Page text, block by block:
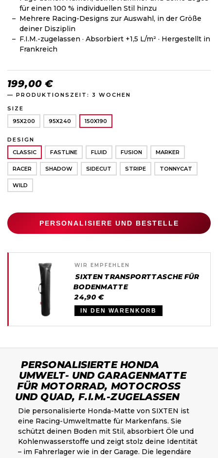
für einen 100 % individuellen Stil hinzu
Mehrere Racing-Designs zur Auswahl, in der Größe
deiner Disziplin
F.I.M.-zugelassen · Absorbiert +1,5 L/m² · Hergestellt in
Frankreich
199,00 €
— PRODUKTIONSZEIT: 3 WOCHEN
SIZE
95X200
95X240 150X190
DESIGN
CLASSIC
FASTLINE FLUID FUSION MARKER
RACER SHADOW SIDECUT STRIPE TONNYCAT
WILD
PERSONALISIERE UND BESTELLE
WIR EMPFEHLEN
SIXTEN TRANSPORTTASCHE FÜR
BODENMATTE
24,90 €
IN DEN WARENKORB
PERSONALISIERTE HONDA
UMWELT- UND GARAGENMATTE
FÜR MOTORRAD, MOTOCROSS
UND QUAD, F.I.M.-ZUGELASSEN
Die personalisierte Honda-Matte von SIXTEN ist
eine Racing-Umweltmatte für Markenfans. Sie
schützt deinen Boden mit Stil, absorbiert Öle und
Kohlenwasserstoffe und zeigt stolz deine Identität
– im Fahrerlager wie in der Garage. Die legendäre